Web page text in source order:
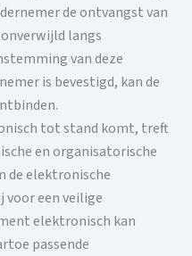
de ontvangst van
langs
van deze
is bevestigd, kan de
tot stand komt, treft
en organisatorische
de elektronische
voor een veilige
elektronisch kan
passende